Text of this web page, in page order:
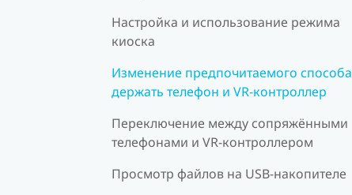
Настройка и использование режима
киоска
Изменение предпочитаемого способа
держать телефон и VR-контроллер
Переключение между сопряжёнными
телефонами и VR-контроллером
Просмотр файлов на USB-накопителе